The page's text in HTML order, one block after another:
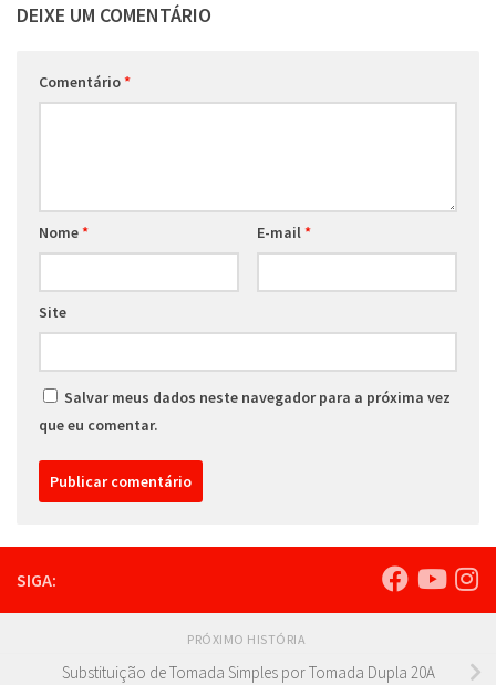
DEIXE UM COMENTÁRIO
Comentário*
Nome* E-mail *
Site
Salvar meus dados neste navegador para a próxima vez
que eu comentar.
SIGA:
PRÓXIMO HISTÓRIA
Substituição de Tomada Simples por Tomada Dupla 20A